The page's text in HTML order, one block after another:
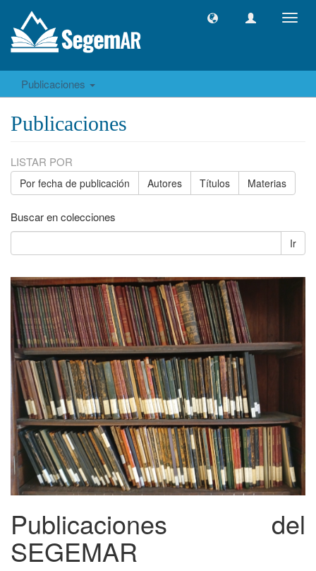
Publicaciones
Publicaciones
LISTAR POR
Por fecha de publicación Autores Títulos Materias
Buscar en colecciones
Ir
Publicaciones del
SEGEMAR